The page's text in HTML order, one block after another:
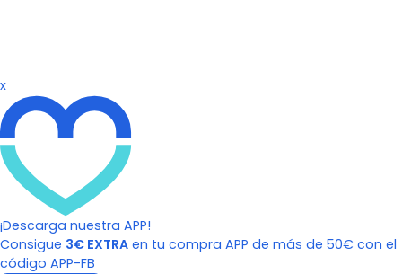
x
¡Descarga nuestra APP!
Consigue 3€ EXTRA en tu compra APP de más de 50€ con el
código APP-FB